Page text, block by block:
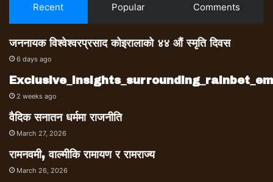
Recent Popular Comments
जननायक विश्वेश्वरप्रसाद कोइरालाको ४४ औं स्मृति दिवस
6 days ago
2 weeks ago
वैदिक सनातन धर्ममा राजनीति
March 27, 2026
रामनवमी, वाल्मीकि रामायण र रामराज्य
March 26, 2026